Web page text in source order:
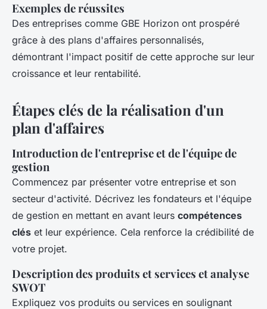
Exemples de réussites
Des entreprises comme GBE Horizon ont prospéré
grâce à des plans d'affaires personnalisés,
démontrant l'impact positif de cette approche sur leur
croissance et leur rentabilité.
Étapes clés de la réalisation d'un
plan d'affaires
Introduction de l'entreprise et de l'équipe de
gestion
Commencez par présenter votre entreprise et son
secteur d'activité. Décrivez les fondateurs et l'équipe
de gestion en mettant en avant leurs compétences
clés et leur expérience. Cela renforce la crédibilité de
votre projet.
Description des produits et services et analyse
SWOT
Expliquez vos produits ou services en soulignant